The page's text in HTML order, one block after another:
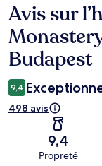
Avis
Avis sur
Budapest
9,4
498 avis
9,4
Propreté